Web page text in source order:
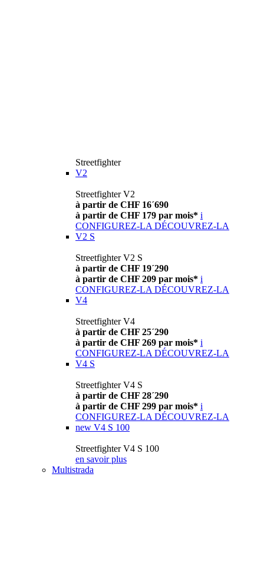
Streetfighter
V2
Streetfighter V2
à partir de CHF 16´690
à partir de CHF 179 par mois* i
CONFIGUREZ-LA DÉCOUVREZ-LA
V2 S
Streetfighter V2 S
à partir de CHF 19´290
à partir de CHF 209 par mois* i
CONFIGUREZ-LA DÉCOUVREZ-LA
V4
Streetfighter V4
à partir de CHF 25´290
à partir de CHF 269 par mois* i
CONFIGUREZ-LA DÉCOUVREZ-LA
V4 S
Streetfighter V4 S
à partir de CHF 28´290
à partir de CHF 299 par mois* i
CONFIGUREZ-LA DÉCOUVREZ-LA
new V4 S 100
Streetfighter V4 S 100
en savoir plus
Multistrada